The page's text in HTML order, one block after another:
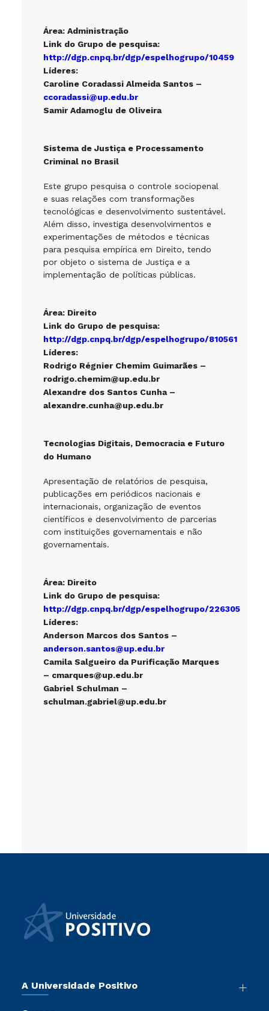
Área: Administração
Link do Grupo de pesquisa:
http://dgp.cnpq.br/dgp/espelhogrupo/10459
Líderes:
Caroline Coradassi Almeida Santos –
ccoradassi@up.edu.br
Samir Adamoglu de Oliveira
Sistema de Justiça e Processamento
Criminal no Brasil
Este grupo pesquisa o controle sociopenal
e suas relações com transformações
tecnológicas e desenvolvimento sustentável.
Além disso, investiga desenvolvimentos e
experimentações de métodos e técnicas
para pesquisa empírica em Direito, tendo
por objeto o sistema de Justiça e a
implementação de políticas públicas.
Área: Direito
Link do Grupo de pesquisa:
http://dgp.cnpq.br/dgp/espelhogrupo/810561
Líderes:
Rodrigo Régnier Chemim Guimarães –
rodrigo.chemim@up.edu.br
Alexandre dos Santos Cunha –
alexandre.cunha@up.edu.br
Tecnologias Digitais, Democracia e Futuro
do Humano
Apresentação de relatórios de pesquisa,
publicações em periódicos nacionais e
internacionais, organização de eventos
científicos e desenvolvimento de parcerias
com instituições governamentais e não
governamentais.
Área: Direito
Link do Grupo de pesquisa:
http://dgp.cnpq.br/dgp/espelhogrupo/226305
Líderes:
Anderson Marcos dos Santos –
anderson.santos@up.edu.br
Camila Salgueiro da Purificação Marques
– cmarques@up.edu.br
Gabriel Schulman –
schulman.gabriel@up.edu.br
A Universidade Positivo